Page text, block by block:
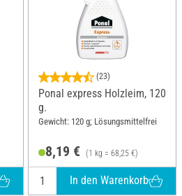
(23)
Ponal express Holzleim, 120
g.
Gewicht: 120 g; Lösungsmittelfrei
8,19 € (1 kg = 68,25 €)
In den Warenkorb